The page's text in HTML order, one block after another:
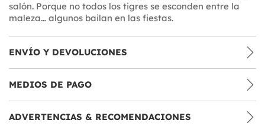
salón. Porque no todos los tigres se esconden entre la
maleza… algunos bailan en las fiestas.
ENVÍO Y DEVOLUCIONES
MEDIOS DE PAGO
ADVERTENCIAS & RECOMENDACIONES